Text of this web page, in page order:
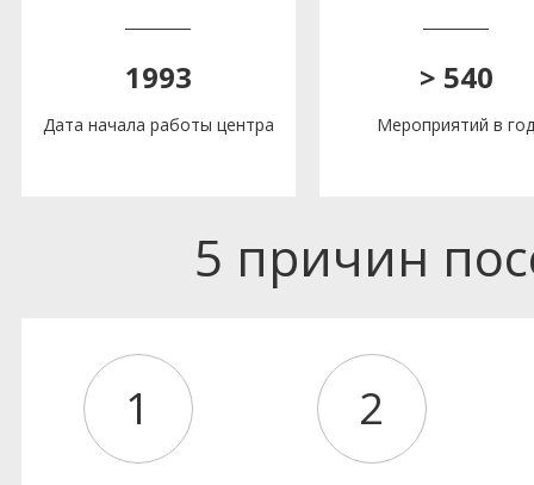
1993
Дата начала работы центра
> 540
Мероприятий в год
5 причин
1 2